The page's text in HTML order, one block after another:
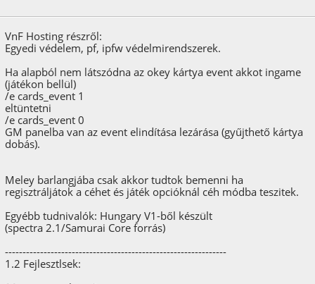
VnF Hosting részről:
Egyedi védelem, pf, ipfw védelmirendszerek.
Ha alapból nem látszódna az okey kártya event akkot ingame
(játékon bellül)
/e cards_event 1
eltüntetni
/e cards_event 0
GM panelba van az event elindítása lezárása (gyűjthető kártya
dobás).
Meley barlangjába csak akkor tudtok bemenni ha
regisztráljátok a céhet és játék opcióknál céh módba teszitek.
Egyébb tudnivalók: Hungary V1-ből készült
(spectra 2.1/Samurai Core forrás)
---------------------------------------------------------------
1.2 Fejlesztlsek: